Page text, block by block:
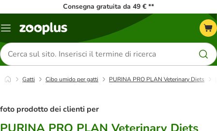
Consegna gratuita da 49 € **
Overview
Cerca
prodotti
Gatti Cibo umido per gatti PURINA PRO PLAN Veterinary Diets
foto prodotto dei clienti per